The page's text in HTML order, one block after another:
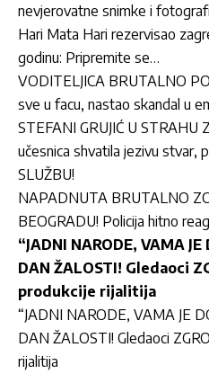
nevjerovatne snimke i
Hari Mata Hari rezervisao
godinu: Pripremite se…
VODITELJICA BRUTALNO
sve u facu, nastao skandal u
STEFANI GRUJIĆ U STRAHU
učesnica shvatila jezivu stvar,
SLUŽBU!
NAPADNUTA BRUTALNO
BEOGRADU! Policija hitno
“JADNI NARODE, VAMA JE
DAN ŽALOSTI! Gledaoci
produkcije rijalitija
“JADNI NARODE, VAMA JE
DAN ŽALOSTI! Gledaoci
rijalitija